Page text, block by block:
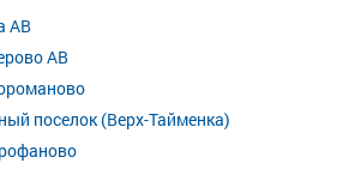
АВ
АВ
поселок (Верх-Тайменка)